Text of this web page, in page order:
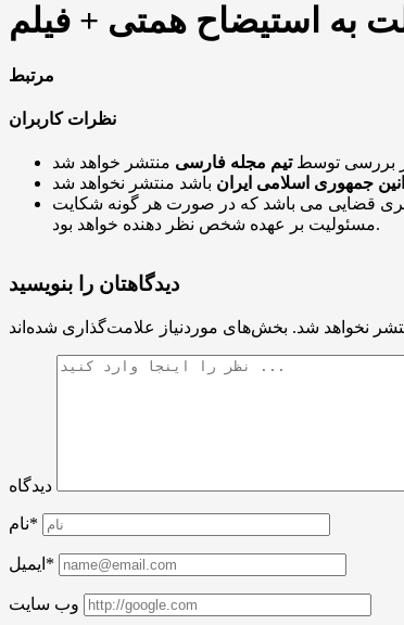
به استیضاح همتی + فیلم
مرتبط
نظرات کاربران
بررسی توسطتیم مجله فارسی
جمهوری اسلامی ایران
قضایی می باشد که در صورت هر گونه شکایت
مسئولیت بر عهده شخص نظر دهنده خواهد بود.
دیدگاهتان را بنویسید
نخواهد شد.
دیدگاه
نام*
ایمیل*
وب سایت